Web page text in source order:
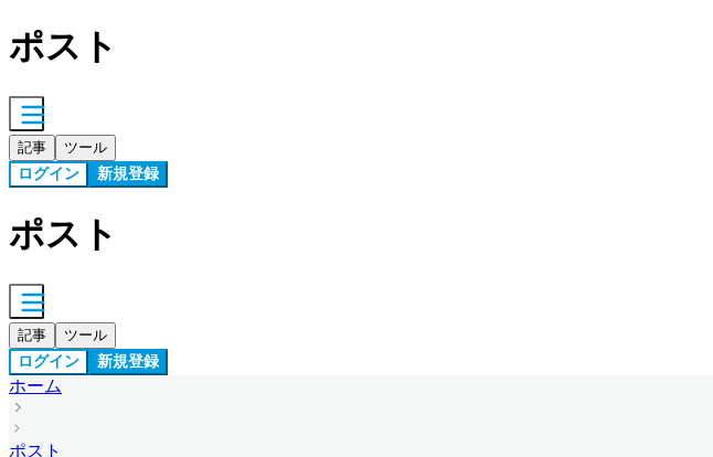
ポスト
記事 ツール
ログイン 新規登録
ポスト
記事 ツール
ログイン 新規登録
ホーム
ポスト